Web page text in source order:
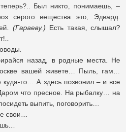
Был никто, понимаешь, –
серого вещества это, Эдвард.
(Гараеву.) Есть такая, слышал?
назад, в родные места. Не
вашей живете… Пыль, гам…
то… А здесь позвонил – и все
что пресное. На рыбалку… на
выпить, поговорить…
свои…